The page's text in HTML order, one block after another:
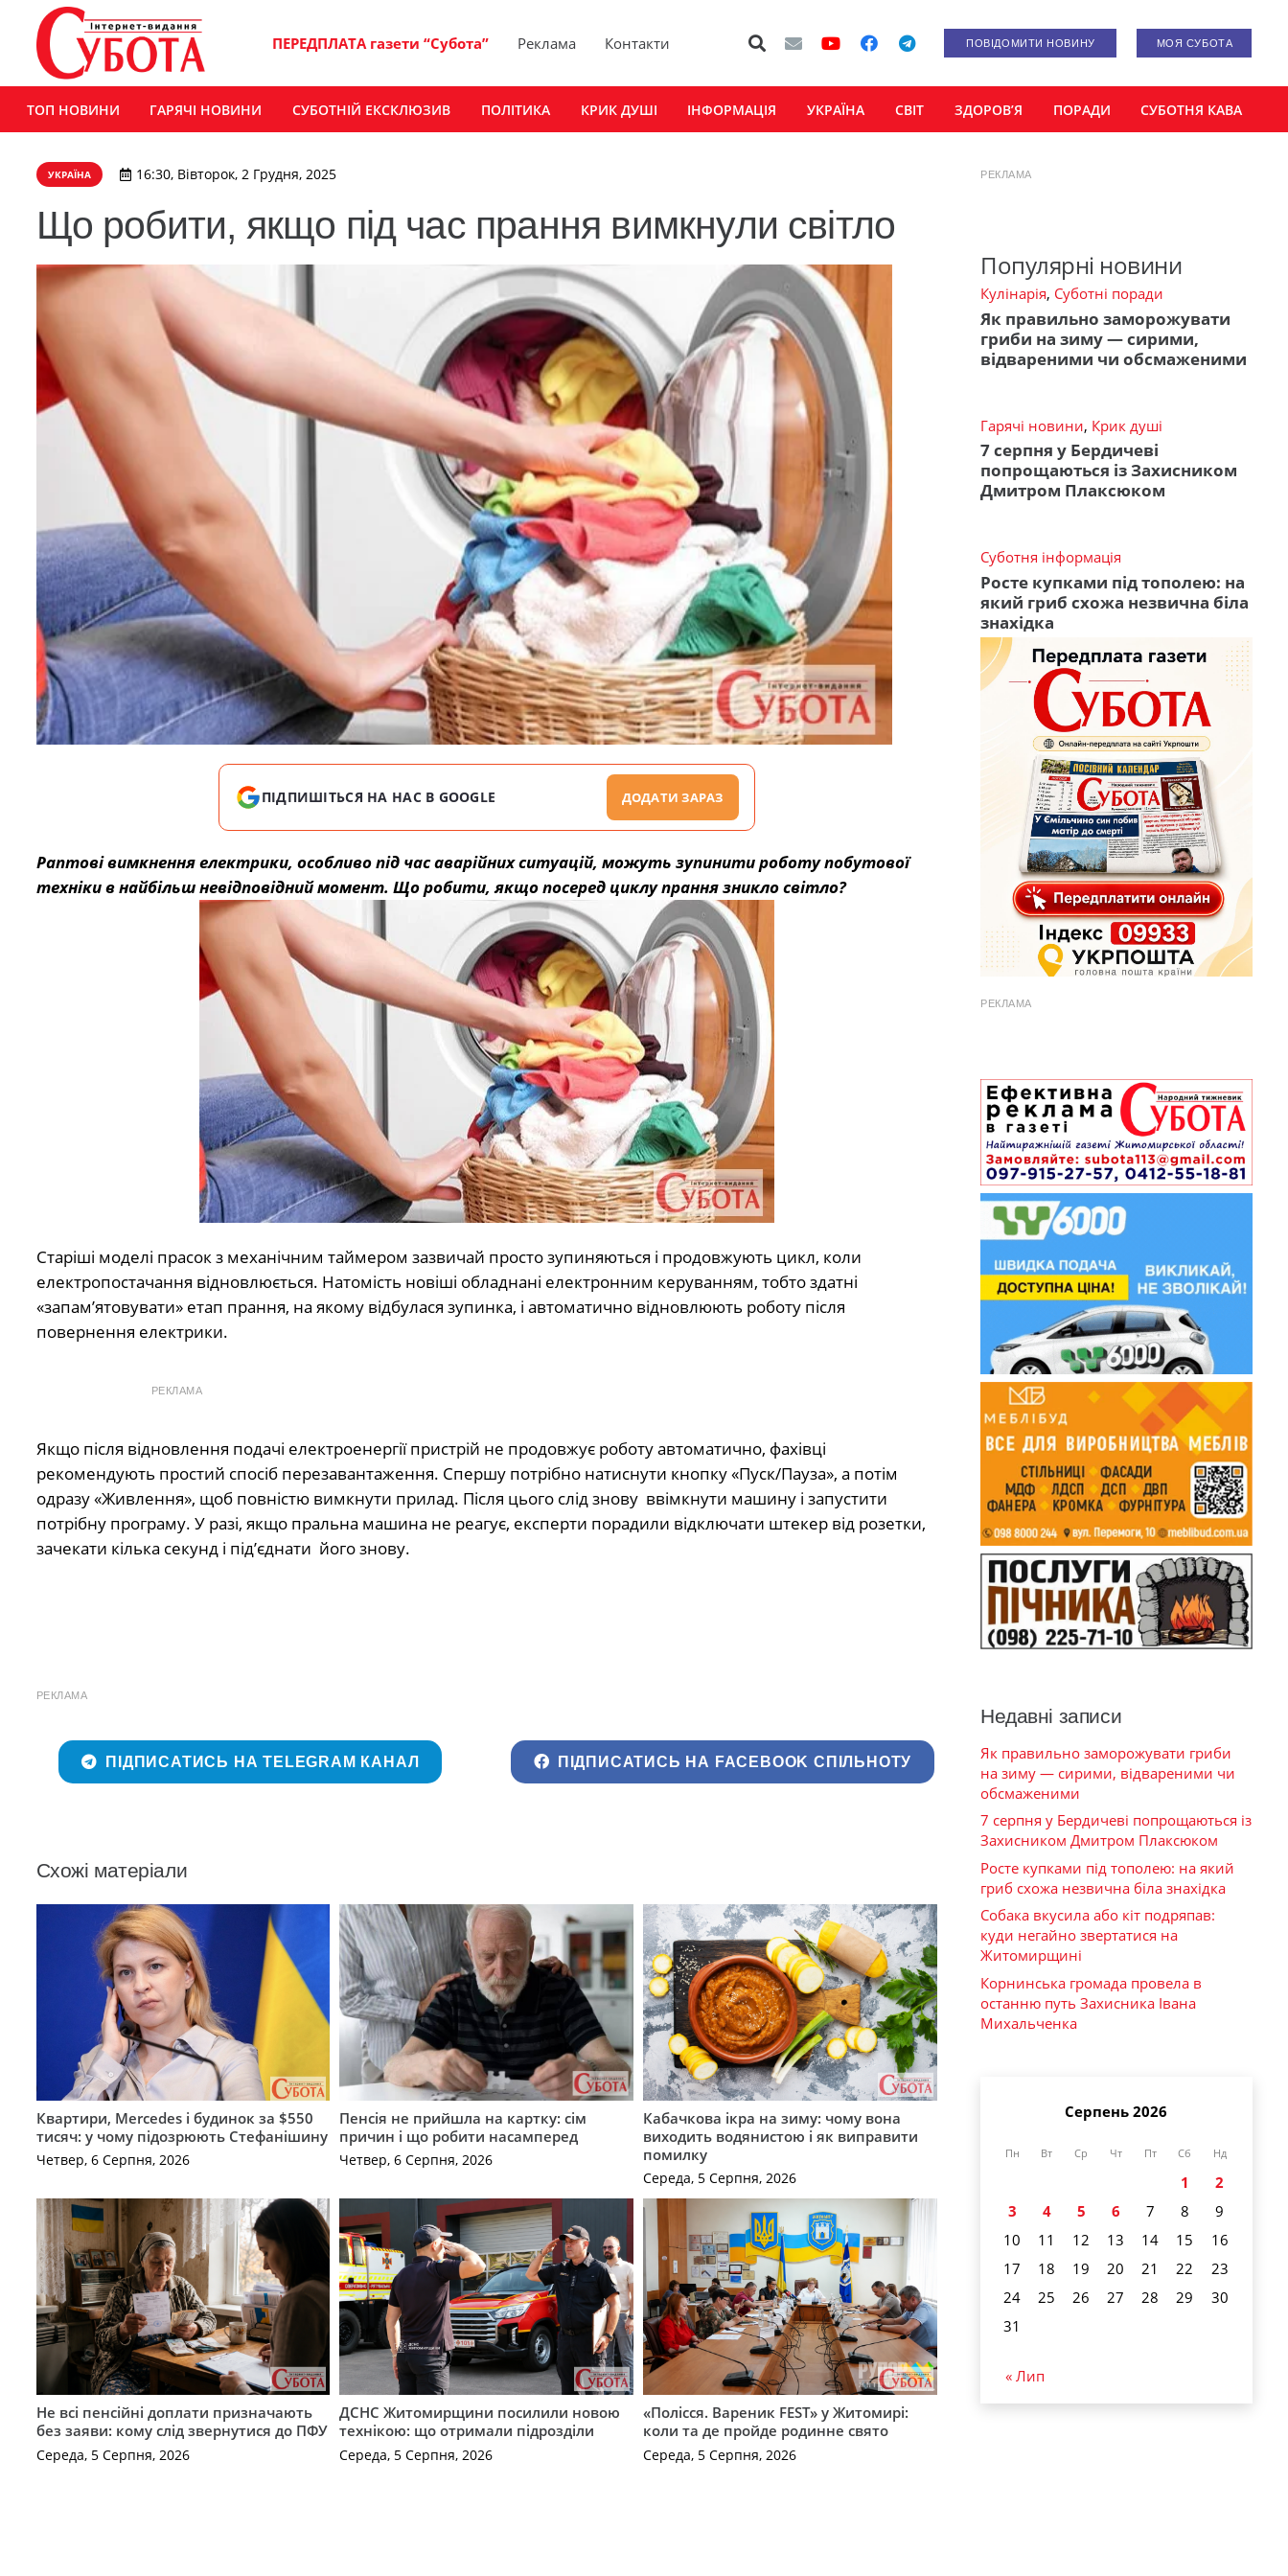
ПЕРЕДПЛАТА газети “Субота” Реклама Контакти ПОВІДОМИТИ НОВИНУ МОЯ СУБОТА
ТОП НОВИНИ ГАРЯЧІ НОВИНИ СУБОТНІЙ ЕКСКЛЮЗИВ ПОЛІТИКА КРИК ДУШІ ІНФОРМАЦІЯ УКРАЇНА СВІТ ЗДОРОВ’Я ПОРАДИ СУБОТНЯ КАВА
УКРАЇНА 16:30, Вівторок, 2 Грудня, 2025
Що робити, якщо під час прання вимкнули світло
ПІДПИШІТЬСЯ НА НАС В GOOGLE ДОДАТИ ЗАРАЗ
Раптові вимкнення електрики, особливо під час аварійних ситуацій, можуть зупинити роботу побутової
техніки в найбільш невідповідний момент. Що робити, якщо посеред циклу прання зникло світло?
Старіші моделі прасок з механічним таймером зазвичай просто зупиняються і продовжують цикл, коли
електропостачання відновлюється. Натомість новіші обладнані електронним керуванням, тобто здатні
«запам’ятовувати» етап прання, на якому відбулася зупинка, і автоматично відновлюють роботу після
повернення електрики.
РЕКЛАМА
Якщо після відновлення подачі електроенергії пристрій не продовжує роботу автоматично, фахівці
рекомендують простий спосіб перезавантаження. Спершу потрібно натиснути кнопку «Пуск/Пауза», а потім
одразу «Живлення», щоб повністю вимкнути прилад. Після цього слід знову ввімкнути машину і запустити
потрібну програму. У разі, якщо пральна машина не реагує, експерти порадили відключати штекер від розетки,
зачекати кілька секунд і під’єднати його знову.
РЕКЛАМА
ПІДПИСАТИСЬ НА TELEGRAM КАНАЛ ПІДПИСАТИСЬ НА FACEBOOK СПІЛЬНОТУ
Схожі матеріали
Квартири, Mercedes і будинок за $550
тисяч: у чому підозрюють Стефанішину
Четвер, 6 Серпня, 2026
Пенсія не прийшла на картку: сім
причин і що робити насамперед
Четвер, 6 Серпня, 2026
Кабачкова ікра на зиму: чому вона
виходить водянистою і як виправити
помилку
Середа, 5 Серпня, 2026
Не всі пенсійні доплати призначають
без заяви: кому слід звернутися до ПФУ
Середа, 5 Серпня, 2026
ДСНС Житомирщини посилили новою
технікою: що отримали підрозділи
Середа, 5 Серпня, 2026
«Полісся. Вареник FEST» у Житомирі:
коли та де пройде родинне свято
Середа, 5 Серпня, 2026
РЕКЛАМА
Популярні новини
Кулінарія, Суботні поради
Як правильно заморожувати
гриби на зиму — сирими,
відвареними чи обсмаженими
Гарячі новини, Крик душі
7 серпня у Бердичеві
попрощаються із Захисником
Дмитром Плаксюком
Суботня інформація
Росте купками під тополею: на
який гриб схожа незвична біла
знахідка
РЕКЛАМА
Недавні записи
Як правильно заморожувати гриби
на зиму — сирими, відвареними чи
обсмаженими
7 серпня у Бердичеві попрощаються із
Захисником Дмитром Плаксюком
Росте купками під тополею: на який
гриб схожа незвична біла знахідка
Собака вкусила або кіт подряпав:
куди негайно звертатися на
Житомирщині
Корнинська громада провела в
останню путь Захисника Івана
Михальченка
Серпень 2026
Пн Вт Ср Чт Пт Сб Нд
1
2
3
4 5 6 7 8
9
10
11 12 13 14 15
16
17
18 19 20 21 22
23
24
25 26 27 28 29
30
31
« Лип